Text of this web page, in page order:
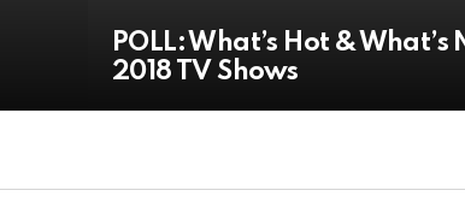
POLL: What’s Hot & What’s
2018 TV Shows